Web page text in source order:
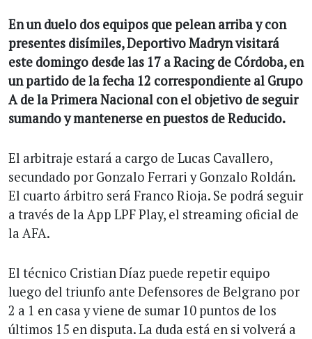
En un duelo dos equipos que pelean arriba y con
presentes disímiles, Deportivo Madryn visitará
este domingo desde las 17 a Racing de Córdoba, en
un partido de la fecha 12 correspondiente al Grupo
A de la Primera Nacional con el objetivo de seguir
sumando y mantenerse en puestos de Reducido.
El arbitraje estará a cargo de Lucas Cavallero,
secundado por Gonzalo Ferrari y Gonzalo Roldán.
El cuarto árbitro será Franco Rioja. Se podrá seguir
a través de la App LPF Play, el streaming oficial de
la AFA.
El técnico Cristian Díaz puede repetir equipo
luego del triunfo ante Defensores de Belgrano por
2 a 1 en casa y viene de sumar 10 puntos de los
últimos 15 en disputa. La duda está en si volverá a